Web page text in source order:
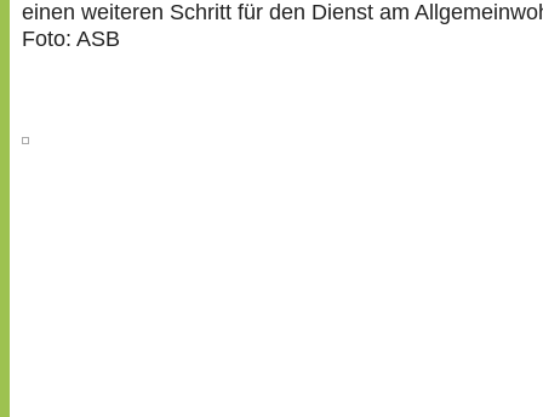
einen weiteren Schritt für den Dienst am
Foto: ASB